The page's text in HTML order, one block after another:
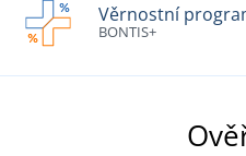
Věrnostní
BONTIS+